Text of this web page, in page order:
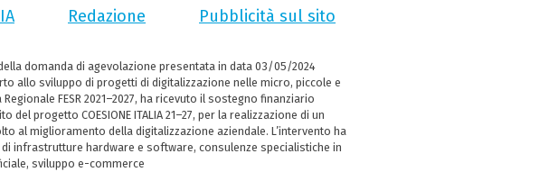
Redazione Pubblicità sul sito
della domanda di agevolazione presentata in data 03/05/2024
allo sviluppo di progetti di digitalizzazione nelle micro, piccole e
FESR 2021–2027, ha ricevuto il sostegno finanziario
del progetto COESIONE ITALIA 21–27, per la realizzazione di un
al miglioramento della digitalizzazione aziendale. L’intervento ha
infrastrutture hardware e software, consulenze specialistiche in
sviluppo e-commerce